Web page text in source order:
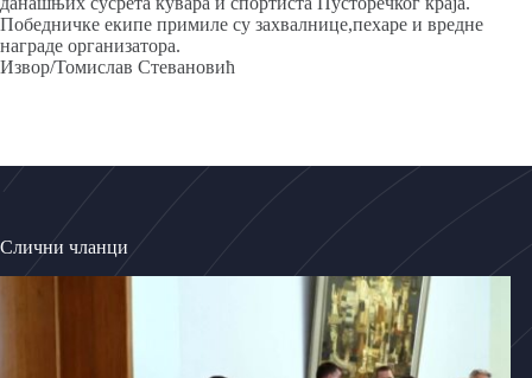
Победничке екипе примиле су захвалнице,пехаре и вредне
награде организатора.
Извор/Томислав Стевановић
Слични чланци